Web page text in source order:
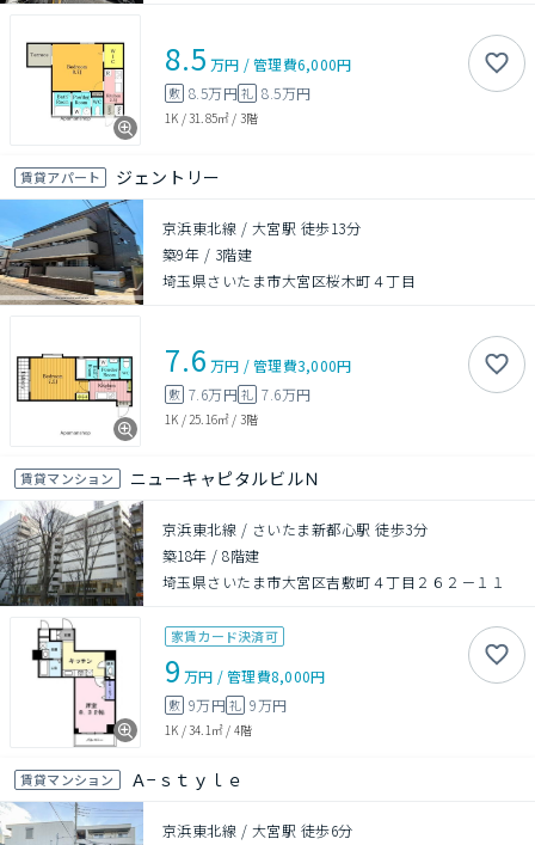
8.5 万円 /管理費6,000円
敷 8.5万円礼 8.5万円
1K /31.85㎡ / 3階
賃貸アパート ジェントリー
京浜東北線 / 大宮駅 徒歩13分
築9年 / 3階建
埼玉県さいたま市大宮区桜木町４丁目
7.6 万円 /管理費3,000円
敷 7.6万円礼 7.6万円
1K / 25.16㎡ / 3階
賃貸マンション ニューキャピタルビルＮ
京浜東北線 / さいたま新都心駅 徒歩3分
築18年 /8階建
埼玉県さいたま市大宮区吉敷町４丁目２６２－１１
家賃カード決済可
9 万円 /管理費8,000円
敷 9万円礼 9万円
1K /34.1㎡ / 4階
賃貸マンション Ａ−ｓｔｙｌｅ
京浜東北線 / 大宮駅 徒歩6分